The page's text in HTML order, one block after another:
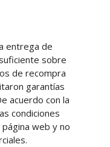
entrega de
sobre
de recompra
garantías
acuerdo con la
condiciones
web y no